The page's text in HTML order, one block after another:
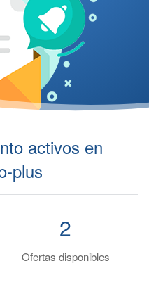
activos en
plus
Ofertas disponibles
2